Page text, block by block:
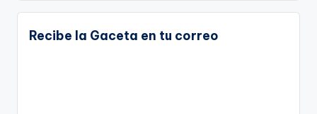
Recibe la Gaceta en tu correo